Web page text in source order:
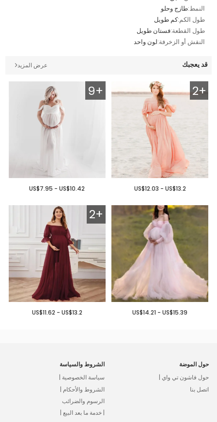
النمط:طازج وحلو
طول الكم:كم طويل
طول القطعة:فستان طويل
النقش أو الزخرفة:لون واحد
قد يعجبك عرض المزيد
2+
US$12.03 - US$13.2
9+
US$7.95 - US$10.42
US$14.21 - US$15.39
2+
US$11.62 - US$13.2
حول الموضة
حول فاشون تي واي |
اتصل بنا
الشروط والسياسة
سياسة الخصوصية |
الشروط والأحكام |
الرسوم والضرائب
| خدمة ما بعد البيع |